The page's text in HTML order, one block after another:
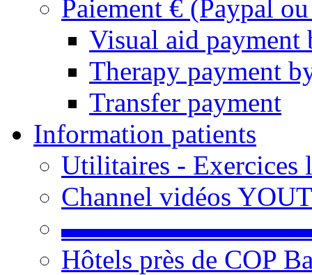
Paiement € (Paypal
Visual aid payment
Therapy payment
Transfer payment
Information patients
Utilitaires - Exercices
Channel vidéos
Hôtels près de COP